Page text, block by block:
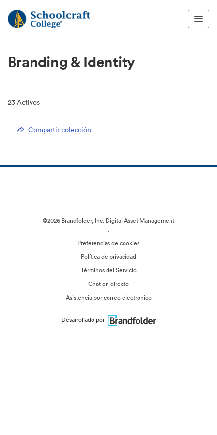
Branding & Identity
23 Activos
Compartir colección
©2026 Brandfolder, Inc. Digital Asset Management
·
Preferencias de cookies
Política de privacidad
Términos del Servicio
Chat en directo
Asistencia por correo electrónico
Desarrollado por